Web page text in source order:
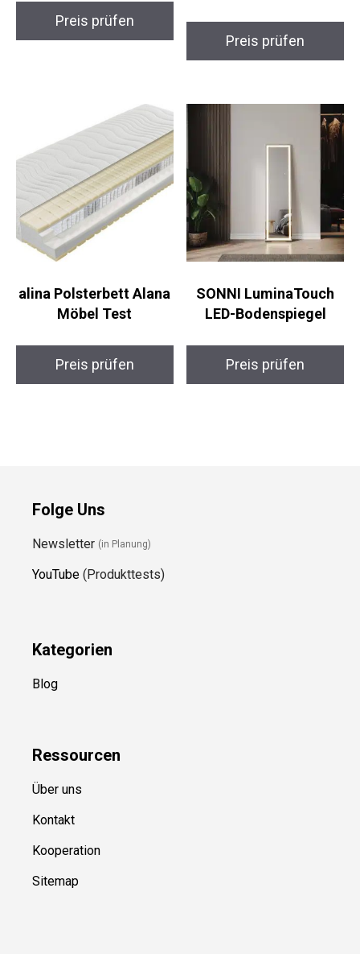
Preis prüfen
Preis prüfen
alina Polsterbett Alana
Möbel Test
Preis prüfen
SONNI LuminaTouch
LED-Bodenspiegel
Preis prüfen
Folge Uns
Newsletter (in Planung)
YouTube (Produkttests)
Kategorien
Blog
Ressourcen
Über uns
Kontakt
Kooperation
Sitemap